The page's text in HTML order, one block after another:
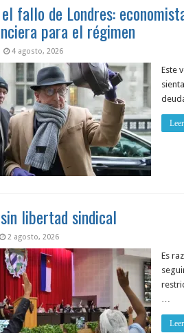
fallo de Londres:
para el régimen
4 agosto, 2026
Este
libertad sindical
2 agosto, 2026
Es
…